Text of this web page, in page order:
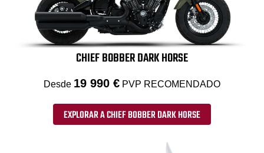
CHIEF BOBBER DARK HORSE
Desde 19 990 € PVP RECOMENDADO
EXPLORAR A CHIEF BOBBER DARK HORSE